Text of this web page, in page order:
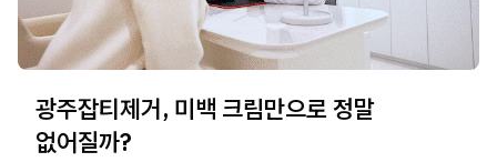
광주잡티제거, 미백 크림만으로 정말
없어질까?